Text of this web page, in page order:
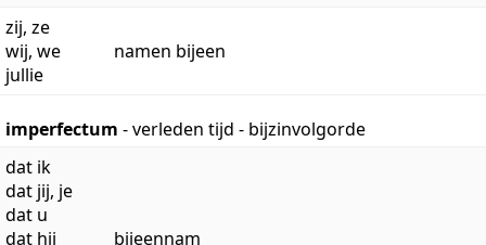
zij, ze
wij, we
jullie
namen bijeen
imperfectum - verleden tijd - bijzinvolgorde
dat ik
dat jij, je
dat u
dat hij
bijeennam